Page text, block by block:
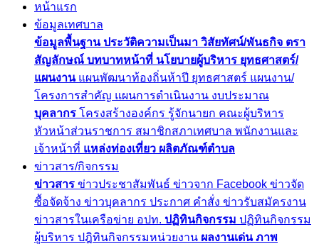
หน้าแรก
ข้อมูลเทศบาล
ข้อมูลพื้นฐานประวัติความเป็นมา วิสัยทัศน์/พันธกิจ ตรา
สัญลักษณ์ บทบาทหน้าที่ นโยบายผู้บริหาร ยุทธศาสตร์/
แผนงาน แผนพัฒนาท้องถิ่นห้าปี ยุทธศาสตร์ แผนงาน/
โครงการสำคัญ แผนการดำเนินงาน งบประมาณ
บุคลากร โครงสร้างองค์กร รู้จักนายก คณะผู้บริหาร
หัวหน้าส่วนราชการ สมาชิกสภาเทศบาล พนักงานและ
เจ้าหน้าที่ แหล่งท่องเที่ยว ผลิตภัณฑ์ตำบล
ข่าวสาร/กิจกรรม
ข่าวสาร ข่าวประชาสัมพันธ์ ข่าวจาก Facebook ข่าวจัด
ซื้อจัดจ้าง ข่าวบุคลากร ประกาศ คำสั่ง ข่าวรับสมัครงาน
ข่าวสารในเครือข่าย อปท. ปฏิทินกิจกรรม ปฏิทินกิจกรรม
ผู้บริหาร ปฎิทินกิจกรรมหน่วยงาน ผลงานเด่นภาพ